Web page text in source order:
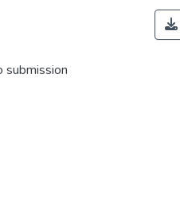
submission